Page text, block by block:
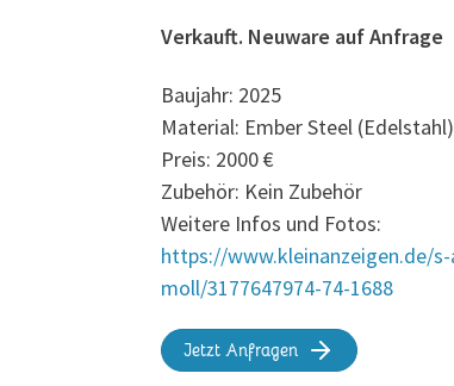
Verkauft. Neuware auf Anfrage
Baujahr: 2025
Material: Ember Steel (Edelstahl)
Preis: 2000 €
Zubehör: Kein Zubehör
Weitere Infos und Fotos:
https://www.kleinanzeigen.de/
moll/3177647974-74-1688
Jetzt Anfragen